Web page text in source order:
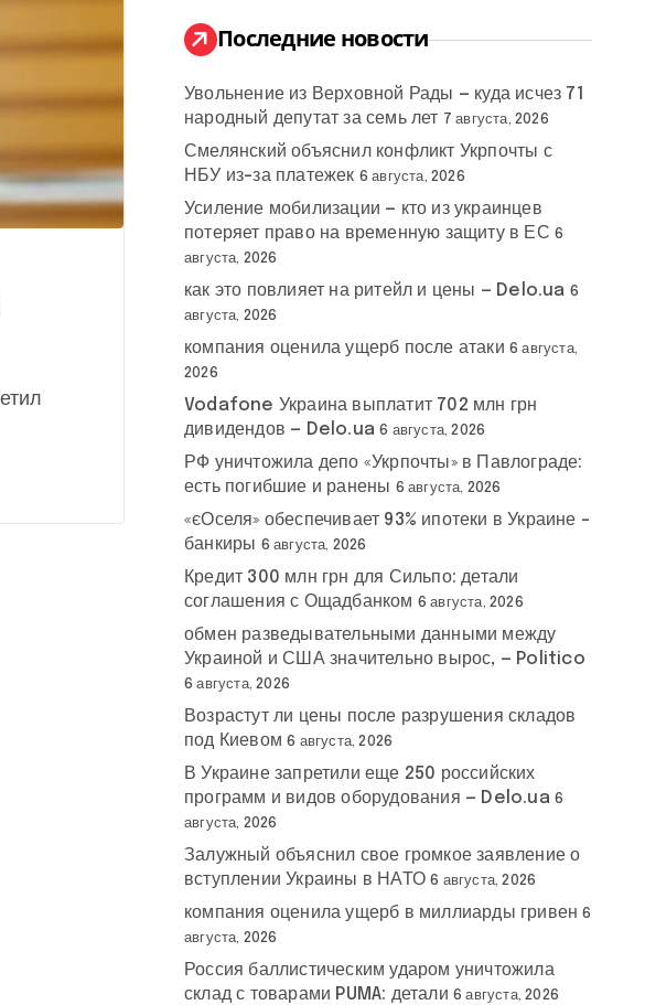
:
Последние новости
Увольнение из Верховной Рады — куда исчез 71
народный депутат за семь лет 7 августа, 2026
Смелянский объяснил конфликт Укрпочты с
НБУ из-за платежек 6 августа, 2026
Усиление мобилизации — кто из украинцев
потеряет право на временную защиту в ЕС 6
августа, 2026
как это повлияет на ритейл и цены — Delo.ua 6
августа, 2026
компания оценила ущерб после атаки 6 августа,
2026
Vodafone Украина выплатит 702 млн грн
дивидендов — Delo.ua 6 августа, 2026
РФ уничтожила депо «Укрпочты» в Павлограде:
есть погибшие и ранены 6 августа, 2026
«єОселя» обеспечивает 93% ипотеки в Украине –
банкиры 6 августа, 2026
Кредит 300 млн грн для Сильпо: детали
соглашения с Ощадбанком 6 августа, 2026
обмен разведывательными данными между
Украиной и США значительно вырос, — Politico
6 августа, 2026
Возрастут ли цены после разрушения складов
под Киевом 6 августа, 2026
В Украине запретили еще 250 российских
программ и видов оборудования — Delo.ua 6
августа, 2026
Залужный объяснил свое громкое заявление о
вступлении Украины в НАТО 6 августа, 2026
компания оценила ущерб в миллиарды гривен 6
августа, 2026
Россия баллистическим ударом уничтожила
склад с товарами PUMA: детали 6 августа, 2026